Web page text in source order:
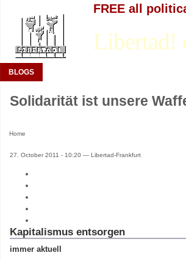
FREE all
Libertad!
BLOGS
Solidarität ist unsere
Home
27. October 2011 - 10:20 — Libertad-Frankfurt
Kapitalismus entsorgen
immer aktuell